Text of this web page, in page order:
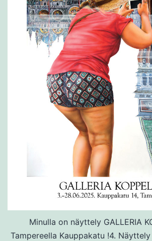
Minulla on näyttely GALLERIA
Tampereella Kauppakatu !4.